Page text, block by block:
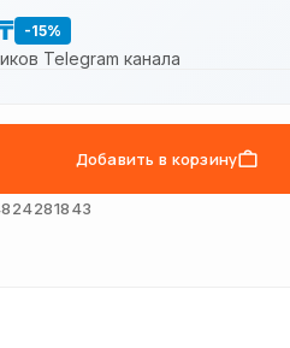
-15%
Telegram канала
Добавить в корзину